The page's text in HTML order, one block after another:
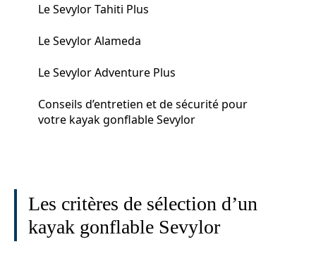
Le Sevylor Tahiti Plus
Le Sevylor Alameda
Le Sevylor Adventure Plus
Conseils d’entretien et de sécurité pour
votre kayak gonflable Sevylor
Les critères de sélection d’un
kayak gonflable Sevylor